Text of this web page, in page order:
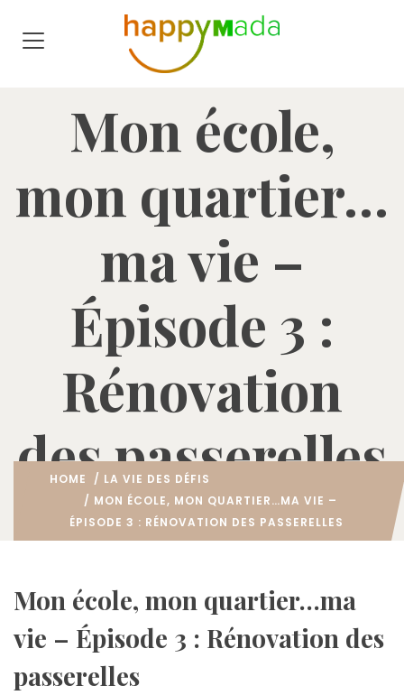
Mon école,
mon quartier…
ma vie –
Épisode 3 :
Rénovation
des passerelles
HOME / LA VIE DES DÉFIS
/ MON ÉCOLE, MON QUARTIER…MA VIE –
ÉPISODE 3 : RÉNOVATION DES PASSERELLES
Mon école, mon quartier…ma
vie – Épisode 3 : Rénovation des
passerelles